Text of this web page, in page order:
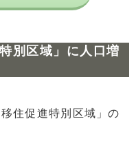
別区域」に人口増
住促進特別区域」の